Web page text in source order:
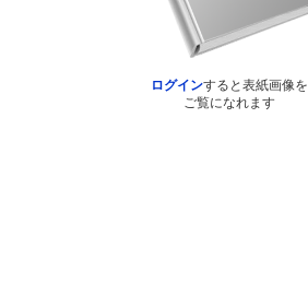
ログインすると表紙画像を
ご覧になれます